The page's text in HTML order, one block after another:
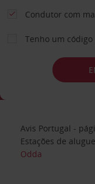
Condutor com
Tenho um
Avis Portugal -
Estações de
Odda